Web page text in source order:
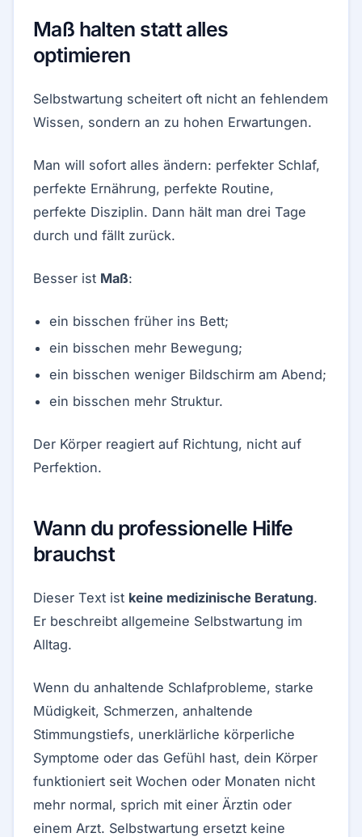
Maß halten statt alles
optimieren
Selbstwartung scheitert oft nicht an fehlendem
Wissen, sondern an zu hohen Erwartungen.
Man will sofort alles ändern: perfekter Schlaf,
perfekte Ernährung, perfekte Routine,
perfekte Disziplin. Dann hält man drei Tage
durch und fällt zurück.
Besser ist Maß:
ein bisschen früher ins Bett;
ein bisschen mehr Bewegung;
ein bisschen weniger Bildschirm am Abend;
ein bisschen mehr Struktur.
Der Körper reagiert auf Richtung, nicht auf
Perfektion.
Wann du professionelle Hilfe
brauchst
Dieser Text ist keine medizinische Beratung.
Er beschreibt allgemeine Selbstwartung im
Alltag.
Wenn du anhaltende Schlafprobleme, starke
Müdigkeit, Schmerzen, anhaltende
Stimmungstiefs, unerklärliche körperliche
Symptome oder das Gefühl hast, dein Körper
funktioniert seit Wochen oder Monaten nicht
mehr normal, sprich mit einer Ärztin oder
einem Arzt. Selbstwartung ersetzt keine